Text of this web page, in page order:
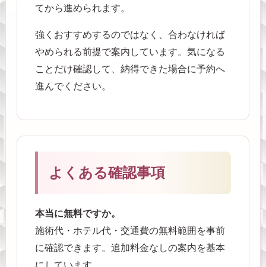
てから進められます。
強くおすすめするのではなく、合わなければ
やめられる前提で案内しています。気になる
ことだけ確認して、納得できた場合に予約へ
進んでください。
よくある確認事項
本当に無料ですか。
施術代・ホテル代・交通費の無料範囲を事前
に確認できます。追加料金なしの案内を基本
にしています。